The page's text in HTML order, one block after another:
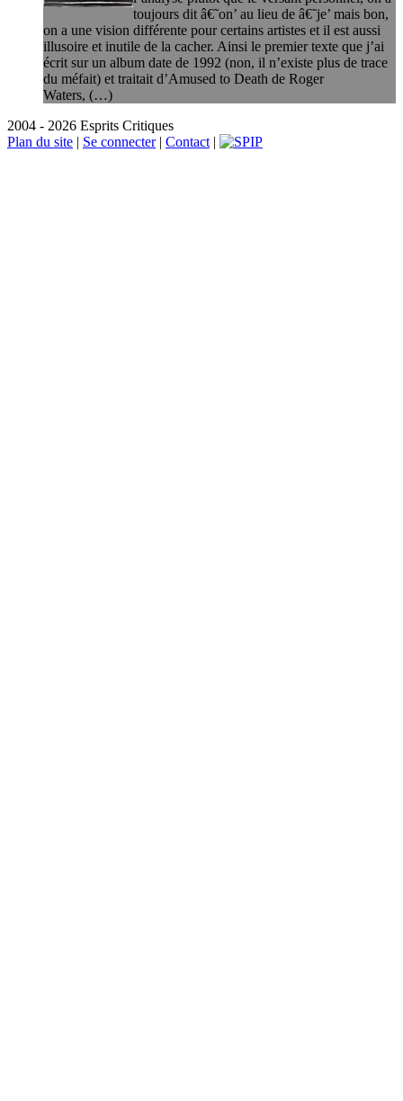
toujours dit â€˜on’ au lieu de â€˜je’ mais bon,
on a une vision différente pour certains artistes et il est aussi
illusoire et inutile de la cacher. Ainsi le premier texte que j’ai
écrit sur un album date de 1992 (non, il n’existe plus de trace
du méfait) et traitait d’Amused to Death de Roger
Waters, (…)
2004 - 2026 Esprits Critiques
Plan du site | Se connecter| Contact |